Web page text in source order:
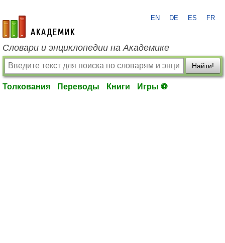
academic.ru
EN DE ES FR
Словари и энциклопедии на Академике
Найти!
Толкования Переводы Книги Игры ⚽